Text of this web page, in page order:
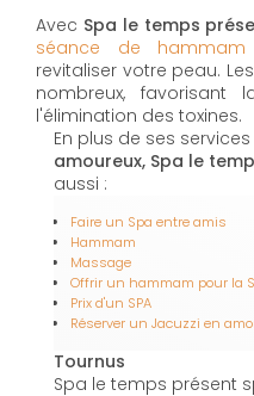
Avec Spa le temps
séance de hammam
revitaliser votre peau.
nombreux, favorisant
l'élimination des toxines.
En plus de ses services
amoureux, Spa le
aussi :
Faire un Spa entre amis
Hammam
Massage
Offrir un hammam pour la
Prix d'un SPA
Réserver un Jacuzzi en
Tournus
Spa le temps présent